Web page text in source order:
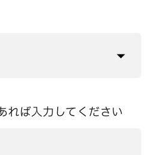
れば入力してください